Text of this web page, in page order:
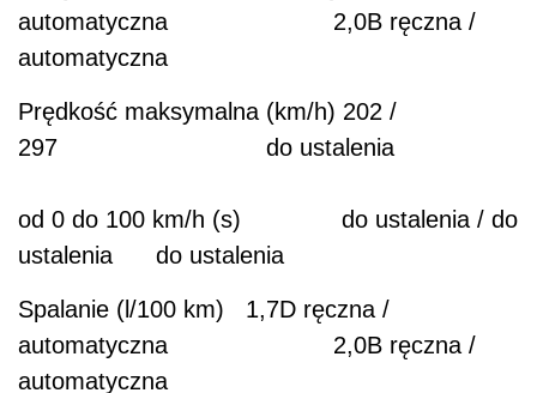
automatyczna 2,0B ręczna /
automatyczna
Prędkość maksymalna (km/h) 202 /
297 do ustalenia
od 0 do 100 km/h (s) do ustalenia / do
ustalenia do ustalenia
Spalanie (l/100 km) 1,7D ręczna /
automatyczna 2,0B ręczna /
automatyczna